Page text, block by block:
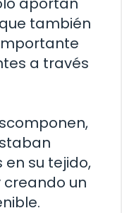
también
a través
su tejido,
creando un